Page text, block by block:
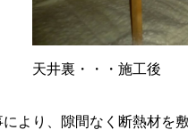
天井裏・・・施工後
より、隙間なく断熱材を